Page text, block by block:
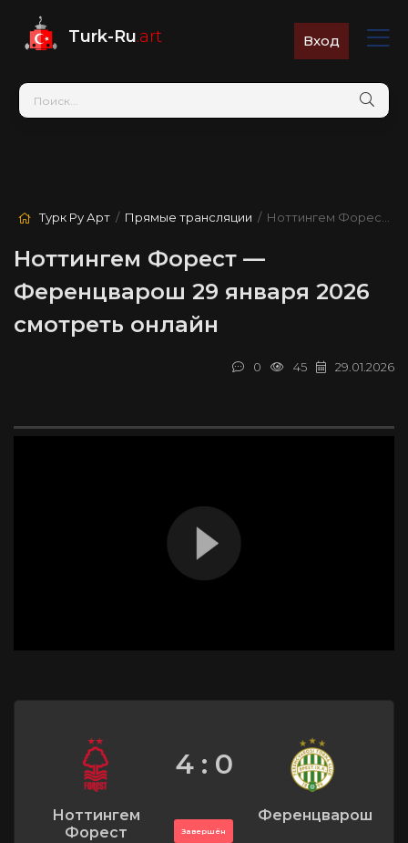
Turk-Ru.art Вход
Турк Ру Арт / Прямые трансляции / Ноттингем Форест — Ференцварош
Ноттингем Форест —
Ференцварош 29 января 2026
смотреть онлайн
29.01.2026
45
0
Ноттингем
Форест
4 : 0
Завершён
Ференцварош